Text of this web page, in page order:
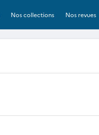
Nos collections Nos revues